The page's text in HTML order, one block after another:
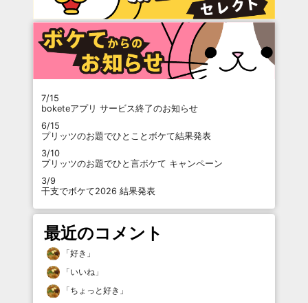
7/15
boketeアプリ サービス終了のお知らせ
6/15
プリッツのお題でひとことボケて結果発表
3/10
プリッツのお題でひと言ボケて キャンペーン
3/9
干支でボケて2026 結果発表
最近のコメント
「好き 」
「いいね 」
「ちょっと好き 」